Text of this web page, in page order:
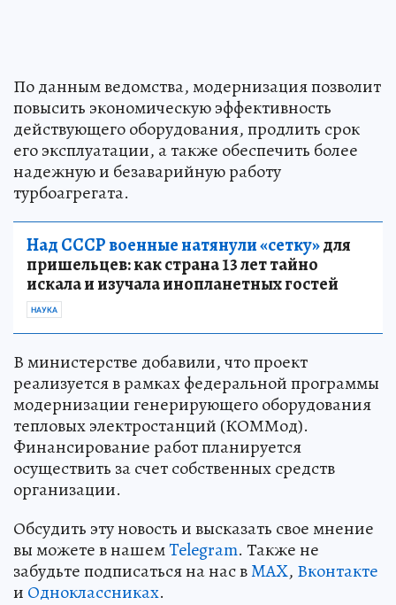
По данным ведомства, модернизация позволит
повысить экономическую эффективность
действующего оборудования, продлить срок
его эксплуатации, а также обеспечить более
надежную и безаварийную работу
турбоагрегата.
Над СССР военные натянули «сетку»для
пришельцев: как страна 13 лет тайно
искала и изучала инопланетных гостей
НАУКА
В министерстве добавили, что проект
реализуется в рамках федеральной программы
модернизации генерирующего оборудования
тепловых электростанций (КОММод).
Финансирование работ планируется
осуществить за счет собственных средств
организации.
Обсудить эту новость и высказать свое мнение
вы можете в нашемTelegram. Также не
забудьте подписаться на нас вMAX, Вконтакте
и Одноклассниках.